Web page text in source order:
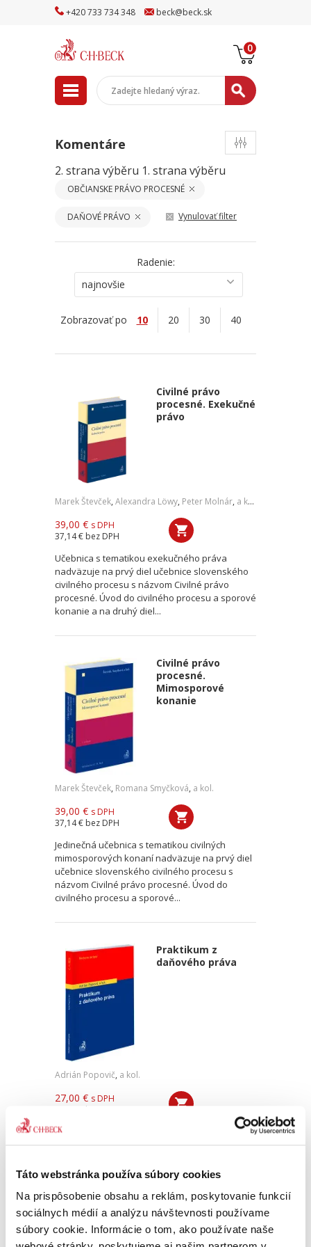
Táto webstránka používa súbory cookies
Na prispôsobenie obsahu a reklám, poskytovanie funkcií
sociálnych médií a analýzu návštevnosti používame
súbory cookie. Informácie o tom, ako používate naše
+420733 734348 beck@beck.sk
0
Komentáre
2. strana výběru 1. strana výběru
OBČIANSKE PRÁVO PROCESNÉ
DAŇOVÉ PRÁVO Vynulovať filter
Radenie:
najnovšie
Zobrazovať po 10 20 30 40
Civilné právo
procesné. Exekučné
právo
Marek Števček, Alexandra Löwy, Peter Molnár, a kol.
39,00 € s DPH
37,14 € bez DPH
Učebnica s tematikou exekučného práva
nadväzuje na prvý diel učebnice slovenského
civilného procesu s názvom Civilné právo
procesné. Úvod do civilného procesu a sporové
konanie a na druhý diel...
Civilné právo
procesné.
Mimosporové
konanie
Marek Števček, Romana Smyčková, a kol.
39,00 € s DPH
37,14 € bez DPH
Jedinečná učebnica s tematikou civilných
mimosporových konaní nadväzuje na prvý diel
učebnice slovenského civilného procesu s
názvom Civilné právo procesné. Úvod do
civilného procesu a sporové...
Praktikum z
daňového práva
Adrián Popovič, a kol.
27,00 € s DPH
bez DPH
Praktikum z daňového práva pozostáva z
dvoch hlavných častí – daňového práva
rámci tejto štruktúry sa každá kapitola člení na
teoretickú časť, praktickú časť...
Civilné právo